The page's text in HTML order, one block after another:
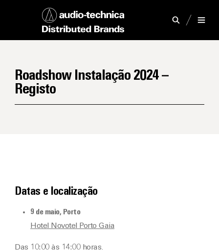
Roadshow Instalação 2024 –
Registo
Datas e localização
9 de maio, Porto
Hotel Novotel Porto Gaia
Das 10:00 às 14:00 horas.